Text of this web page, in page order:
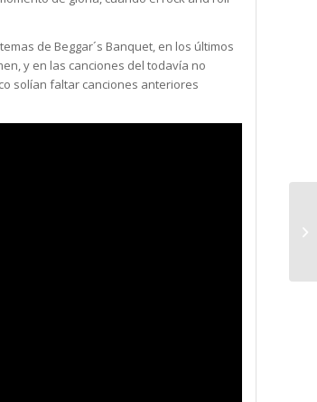
de Beggar´s Banquet, en los últimos
y en las canciones del todavía no
solían faltar canciones anteriores